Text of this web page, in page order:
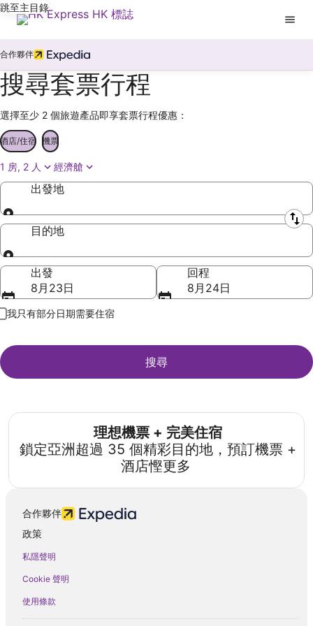
跳至主目錄
合作夥伴
搜尋套票行程
選擇至少 2 個旅遊產品即享套票行程優惠：
酒店/住宿 機票
1 房, 2 人 經濟艙
出發地
出發地
目的地
目的地
出發
8月23日
回程
8月24日
我只有部分日期需要住宿
搜尋
理想機票 + 完美住宿
鎖定亞洲超過 35 個精彩目的地，預訂機票 +
酒店慳更多
合作夥伴
政策
私隱聲明
Cookie 聲明
使用條款